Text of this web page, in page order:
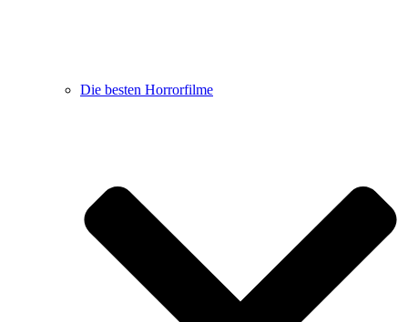
Die besten Horrorfilme